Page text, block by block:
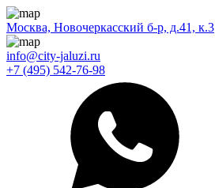
Москва, Новочеркасский б-р, д.41, к.3
info@city-jaluzi.ru
+7 (495) 542-76-98